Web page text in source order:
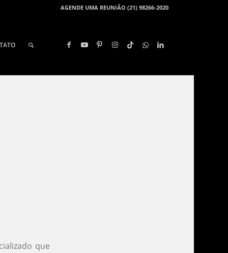
AGENDE UMA REUNIÃO (21) 98266-2020
que